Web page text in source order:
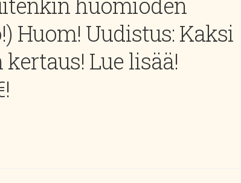
Huom! Uudistus: Kaksi
Lue lisää!